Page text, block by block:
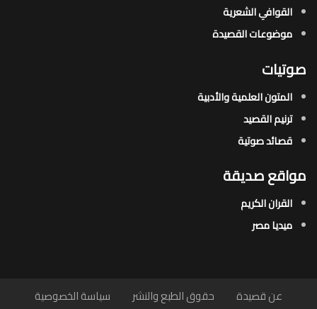
القوافي الشعرية​
موضوعات القصيدة​
صوتيات
المتون العلمية والأدبية
ترنيم القصيد
قصائد صوتية
مواقع صديقة
القران الكريم
ميديا مصر
عن قصيدة حقوق الطبع والنشر سياسة الخصوصية